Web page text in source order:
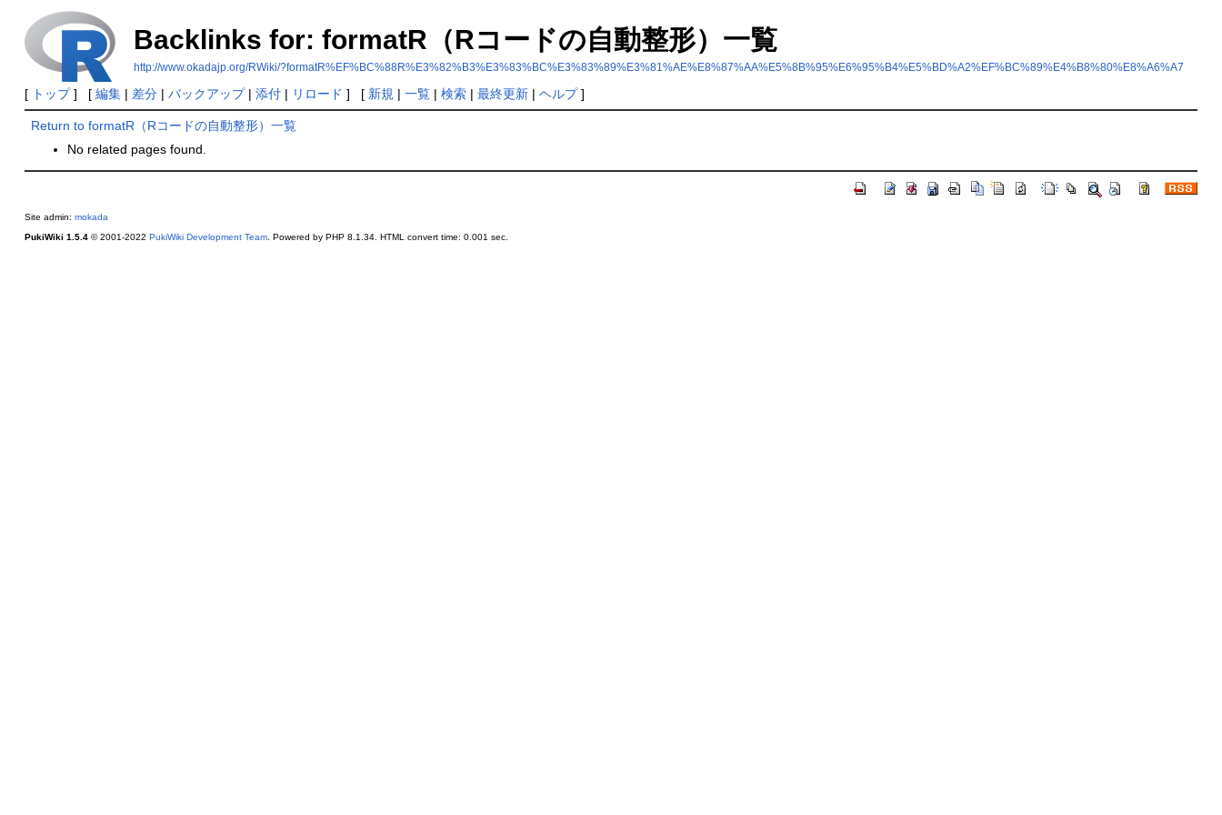
Backlinks for: formatR（Rコードの自動整形）一覧
http://www.okadajp.org/RWiki/?formatR%EF%BC%88R%E3%82%B3%E3%83%BC%E3%83%89%E3%81%AE%E8%87%AA%E5%8B%95%E6%95%B4%E5%BD%A2%EF%BC%89%E4%B8%80%E8%A6%A7
[ トップ] [ 編集| 差分| バックアップ| 添付| リロード ] [ 新規 | 一覧| 検索| 最終更新| ヘルプ]
Return to formatR（Rコードの自動整形）一覧
No related pages found.
Site admin: mokada
PukiWiki 1.5.4© 2001-2022 PukiWiki Development Team. Powered by PHP 8.1.34. HTML convert time: 0.001 sec.